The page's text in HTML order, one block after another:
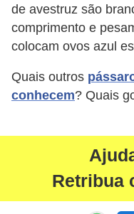
de avestruz são
comprimento e
colocam ovos azul
Quais outros
conhecem? Quais
Retribua
a
n
í
b